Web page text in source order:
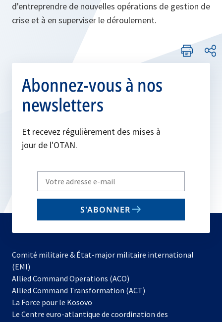
d'entreprendre de nouvelles opérations de gestion de
crise et à en superviser le déroulement.
Abonnez-vous à nos
newsletters
Et recevez régulièrement des mises à
jour de l'OTAN.
Write
your
email
S'ABONNER
Comité militaire & État-major militaire international
(EMI)
Allied Command Operations (ACO)
dans
nouvel
Allied Command Transformation (ACT)
La Force pour le Kosovo
dans
Le Centre euro-atlantique de coordination des